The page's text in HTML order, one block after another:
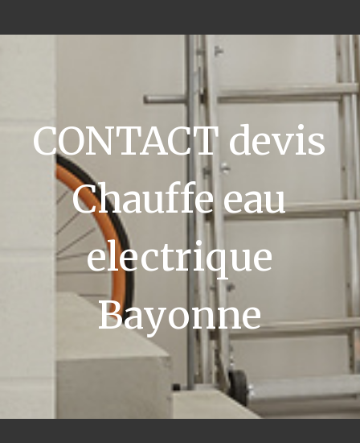
CONTACT devis
Chauffe eau
electrique
Bayonne